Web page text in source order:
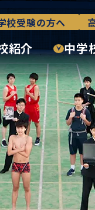
校受験の方へ
紹介 中学